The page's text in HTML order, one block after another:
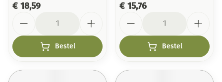
€ 18,59
Bestel
€ 15,76
Bestel